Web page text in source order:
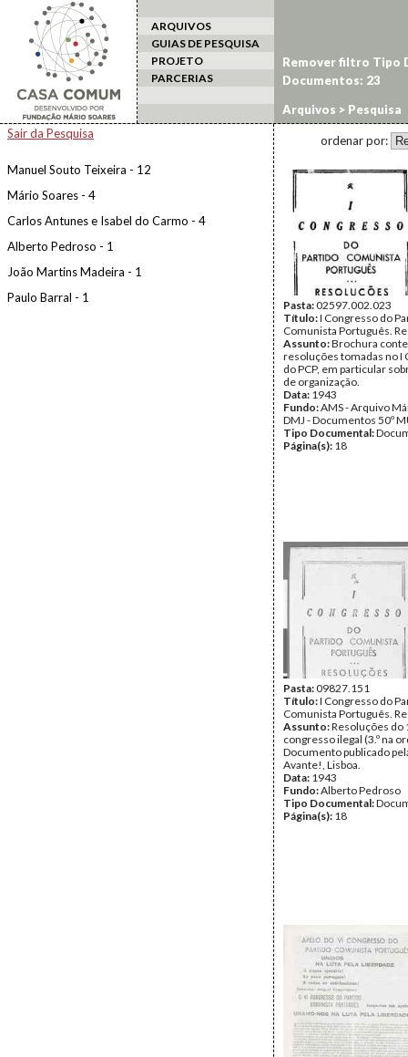
ARQUIVOS
GUIAS DE PESQUISA
PROJETO
PARCERIAS
Arquivos > Pesquisa
Sair da Pesquisa
Manuel Souto Teixeira - 12
Mário Soares - 4
Carlos Antunes e Isabel do Carmo - 4
Alberto Pedroso - 1
João Martins Madeira - 1
Paulo Barral - 1
Remover filtro Tipo
Documentos: 23
ordenar por:
Pasta:02597.002.023
Título:I Congresso do
Comunista Português.
Assunto:Brochura
resoluções tomadas no I
do PCP, em particular
de organização.
Data: 1943
Fundo:AMS - Arquivo
DMJ - Documentos 50º
Tipo Documental:
Página(s): 18
Pasta:09827.151
Título:I Congresso do
Comunista Português.
Assunto:Resoluções do
congresso ilegal (3.º na
Documento publicado
Avante!, Lisboa.
Data: 1943
Fundo:Alberto Pedroso
Tipo Documental:
Página(s): 18